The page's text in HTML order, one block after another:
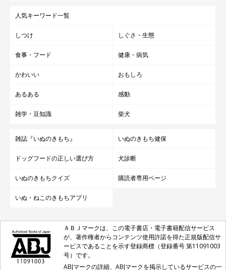
人気キーワード一覧
しつけ しぐさ・生態
食事・フード 健康・病気
かわいい おもしろ
あるある 感動
雑学・豆知識 柴犬
雑誌『いぬのきもち』 いぬのきもち健保
ドッグフードの正しい選び方 犬診断
いぬのきもちクイズ 購読者専用ページ
いぬ・ねこのきもちアプリ
ＡＢＪマークは、この電子書店・電子書籍配信サービス
が、著作権者からコンテンツ使用許諾を得た正規版配信サ
ービスであることを示す登録商標（登録番号 第11091003
号）です。
ABJマークの詳細、ABJマークを掲示しているサービスの一